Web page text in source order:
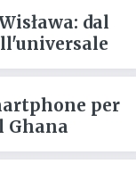
dal
per
Ghana